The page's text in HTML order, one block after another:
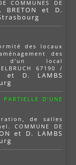
COMMUNES DE
BRETON et D.
des locaux
des
local
67190 /
et D. LAMBS
D’UNE
de salles
COMMUNE DE
et D. LAMBS